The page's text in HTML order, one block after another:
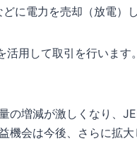
に電力を売却（放電）し
活用して取引を行います
の増減が激しくなり、
機会は今後、さらに拡